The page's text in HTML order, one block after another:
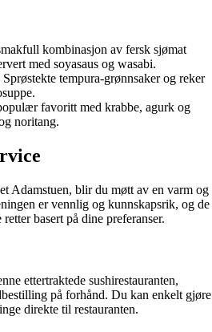
kombinasjon av fersk sjømat
med soyasaus og wasabi.
Sprøstekte tempura-grønnsaker og reker
favoritt med krabbe, agurk og
noritang.
Adamstuen, blir du møtt av en varm og
er vennlig og kunnskapsrik, og de
basert på dine preferanser.
ettertraktede sushirestauranten,
på forhånd. Du kan enkelt gjøre
direkte til restauranten.